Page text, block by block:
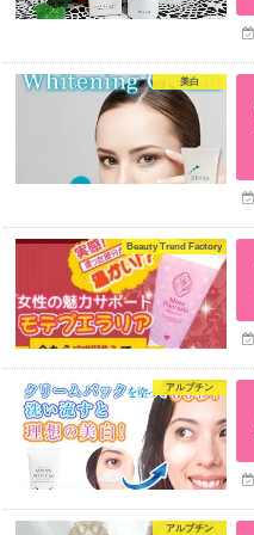
美白
Beauty Trend Factory
アルブチン
アルブチン